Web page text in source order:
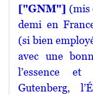
["GNM"] (mis
demi en
(si bien
avec une
l’essence et
Gutenberg,